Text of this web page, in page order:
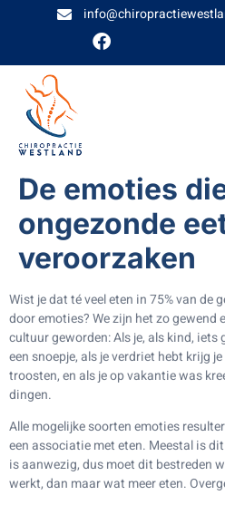
De emoties
ongezonde
veroorzaken
Wist je dat té veel eten in 75% van de
door emoties? We zijn het zo gewend
cultuur geworden: Als je, als kind, iets
een snoepje, als je verdriet hebt krijg
troosten, en als je op vakantie was
dingen.
Alle mogelijke soorten emoties
een associatie met eten. Meestal is
is aanwezig, dus moet dit bestreden
werkt, dan maar wat meer eten.